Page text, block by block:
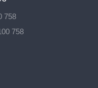
758
758